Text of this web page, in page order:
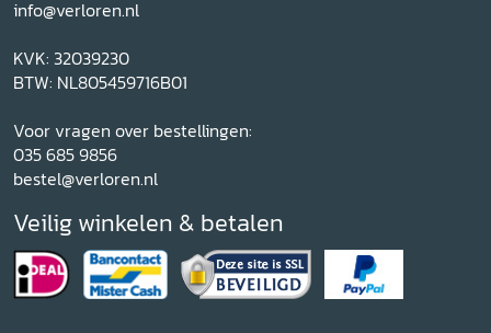
info@verloren.nl
KVK: 32039230
BTW: NL805459716B01
Voor vragen over bestellingen:
035 685 9856
bestel@verloren.nl
Veilig winkelen & betalen